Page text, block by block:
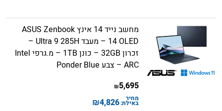
מחשב נייד 14 אינץ ASUS Zenbook
14 OLED – מעבד Ultra 9 285H –
זכרון 32GB – כונן 1TB – מ.גרפי Intel
ARC – צבע Ponder Blue
5,695
₪
מחיר
באילת:4,826
₪